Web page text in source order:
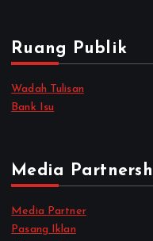
Ruang Publik
Wadah Tulisan
Bank Isu
Media
Media Partner
Pasang Iklan